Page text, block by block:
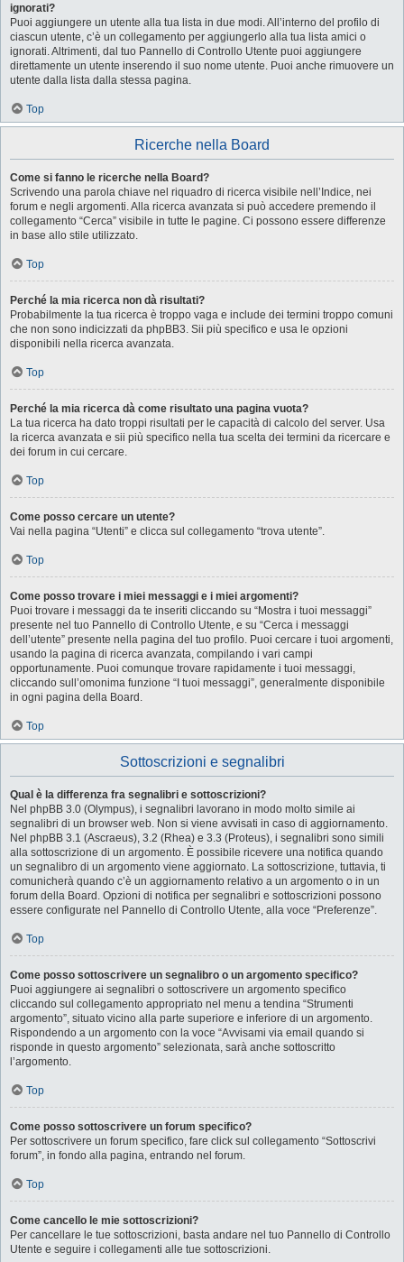
ignorati?
Puoi aggiungere un utente alla tua lista in due modi. All’interno del profilo di
ciascun utente, c’è un collegamento per aggiungerlo alla tua lista amici o
ignorati. Altrimenti, dal tuo Pannello di Controllo Utente puoi aggiungere
direttamente un utente inserendo il suo nome utente. Puoi anche rimuovere un
utente dalla lista dalla stessa pagina.
Top
Ricerche nella Board
Come si fanno le ricerche nella Board?
Scrivendo una parola chiave nel riquadro di ricerca visibile nell’Indice, nei
forum e negli argomenti. Alla ricerca avanzata si può accedere premendo il
collegamento “Cerca” visibile in tutte le pagine. Ci possono essere differenze
in base allo stile utilizzato.
Top
Perché la mia ricerca non dà risultati?
Probabilmente la tua ricerca è troppo vaga e include dei termini troppo comuni
che non sono indicizzati da phpBB3. Sii più specifico e usa le opzioni
disponibili nella ricerca avanzata.
Top
Perché la mia ricerca dà come risultato una pagina vuota?
La tua ricerca ha dato troppi risultati per le capacità di calcolo del server. Usa
la ricerca avanzata e sii più specifico nella tua scelta dei termini da ricercare e
dei forum in cui cercare.
Top
Come posso cercare un utente?
Vai nella pagina “Utenti” e clicca sul collegamento “trova utente”.
Top
Come posso trovare i miei messaggi e i miei argomenti?
Puoi trovare i messaggi da te inseriti cliccando su “Mostra i tuoi messaggi”
presente nel tuo Pannello di Controllo Utente, e su “Cerca i messaggi
dell’utente” presente nella pagina del tuo profilo. Puoi cercare i tuoi argomenti,
usando la pagina di ricerca avanzata, compilando i vari campi
opportunamente. Puoi comunque trovare rapidamente i tuoi messaggi,
cliccando sull’omonima funzione “I tuoi messaggi”, generalmente disponibile
in ogni pagina della Board.
Top
Sottoscrizioni e segnalibri
Qual è la differenza fra segnalibri e sottoscrizioni?
Nel phpBB 3.0 (Olympus), i segnalibri lavorano in modo molto simile ai
segnalibri di un browser web. Non si viene avvisati in caso di aggiornamento.
Nel phpBB 3.1 (Ascraeus), 3.2 (Rhea) e 3.3 (Proteus), i segnalibri sono simili
alla sottoscrizione di un argomento. È possibile ricevere una notifica quando
un segnalibro di un argomento viene aggiornato. La sottoscrizione, tuttavia, ti
comunicherà quando c’è un aggiornamento relativo a un argomento o in un
forum della Board. Opzioni di notifica per segnalibri e sottoscrizioni possono
essere configurate nel Pannello di Controllo Utente, alla voce “Preferenze”.
Top
Come posso sottoscrivere un segnalibro o un argomento specifico?
Puoi aggiungere ai segnalibri o sottoscrivere un argomento specifico
cliccando sul collegamento appropriato nel menu a tendina “Strumenti
argomento”, situato vicino alla parte superiore e inferiore di un argomento.
Rispondendo a un argomento con la voce “Avvisami via email quando si
risponde in questo argomento” selezionata, sarà anche sottoscritto
l’argomento.
Top
Come posso sottoscrivere un forum specifico?
Per sottoscrivere un forum specifico, fare click sul collegamento “Sottoscrivi
forum”, in fondo alla pagina, entrando nel forum.
Top
Come cancello le mie sottoscrizioni?
Per cancellare le tue sottoscrizioni, basta andare nel tuo Pannello di Controllo
Utente e seguire i collegamenti alle tue sottoscrizioni.